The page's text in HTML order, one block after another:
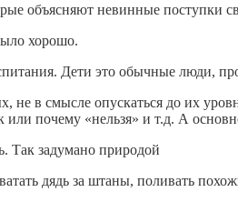
объясняют невинные поступки
хорошо.
Дети это обычные люди,
в смысле опускаться до их
или почему «нельзя» и т.д. А
задумано природой
дядь за штаны, поливать